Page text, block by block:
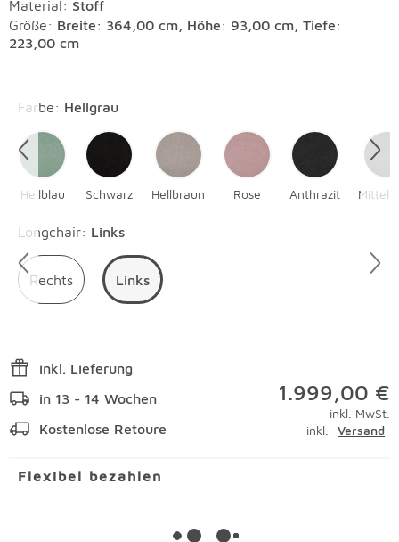
Material: Stoff
Größe: Breite: 364,00 cm, Höhe: 93,00 cm, Tiefe:
223,00 cm
Farbe: Hellgrau
Hellblau Schwarz Hellbraun Rose Anthrazit
Longchair: Links
Rechts Links
inkl. Lieferung
in 13 - 14 Wochen
Kostenlose Retoure
1.999,00 €
inkl. MwSt.
inkl.
Versand
Flexibel bezahlen